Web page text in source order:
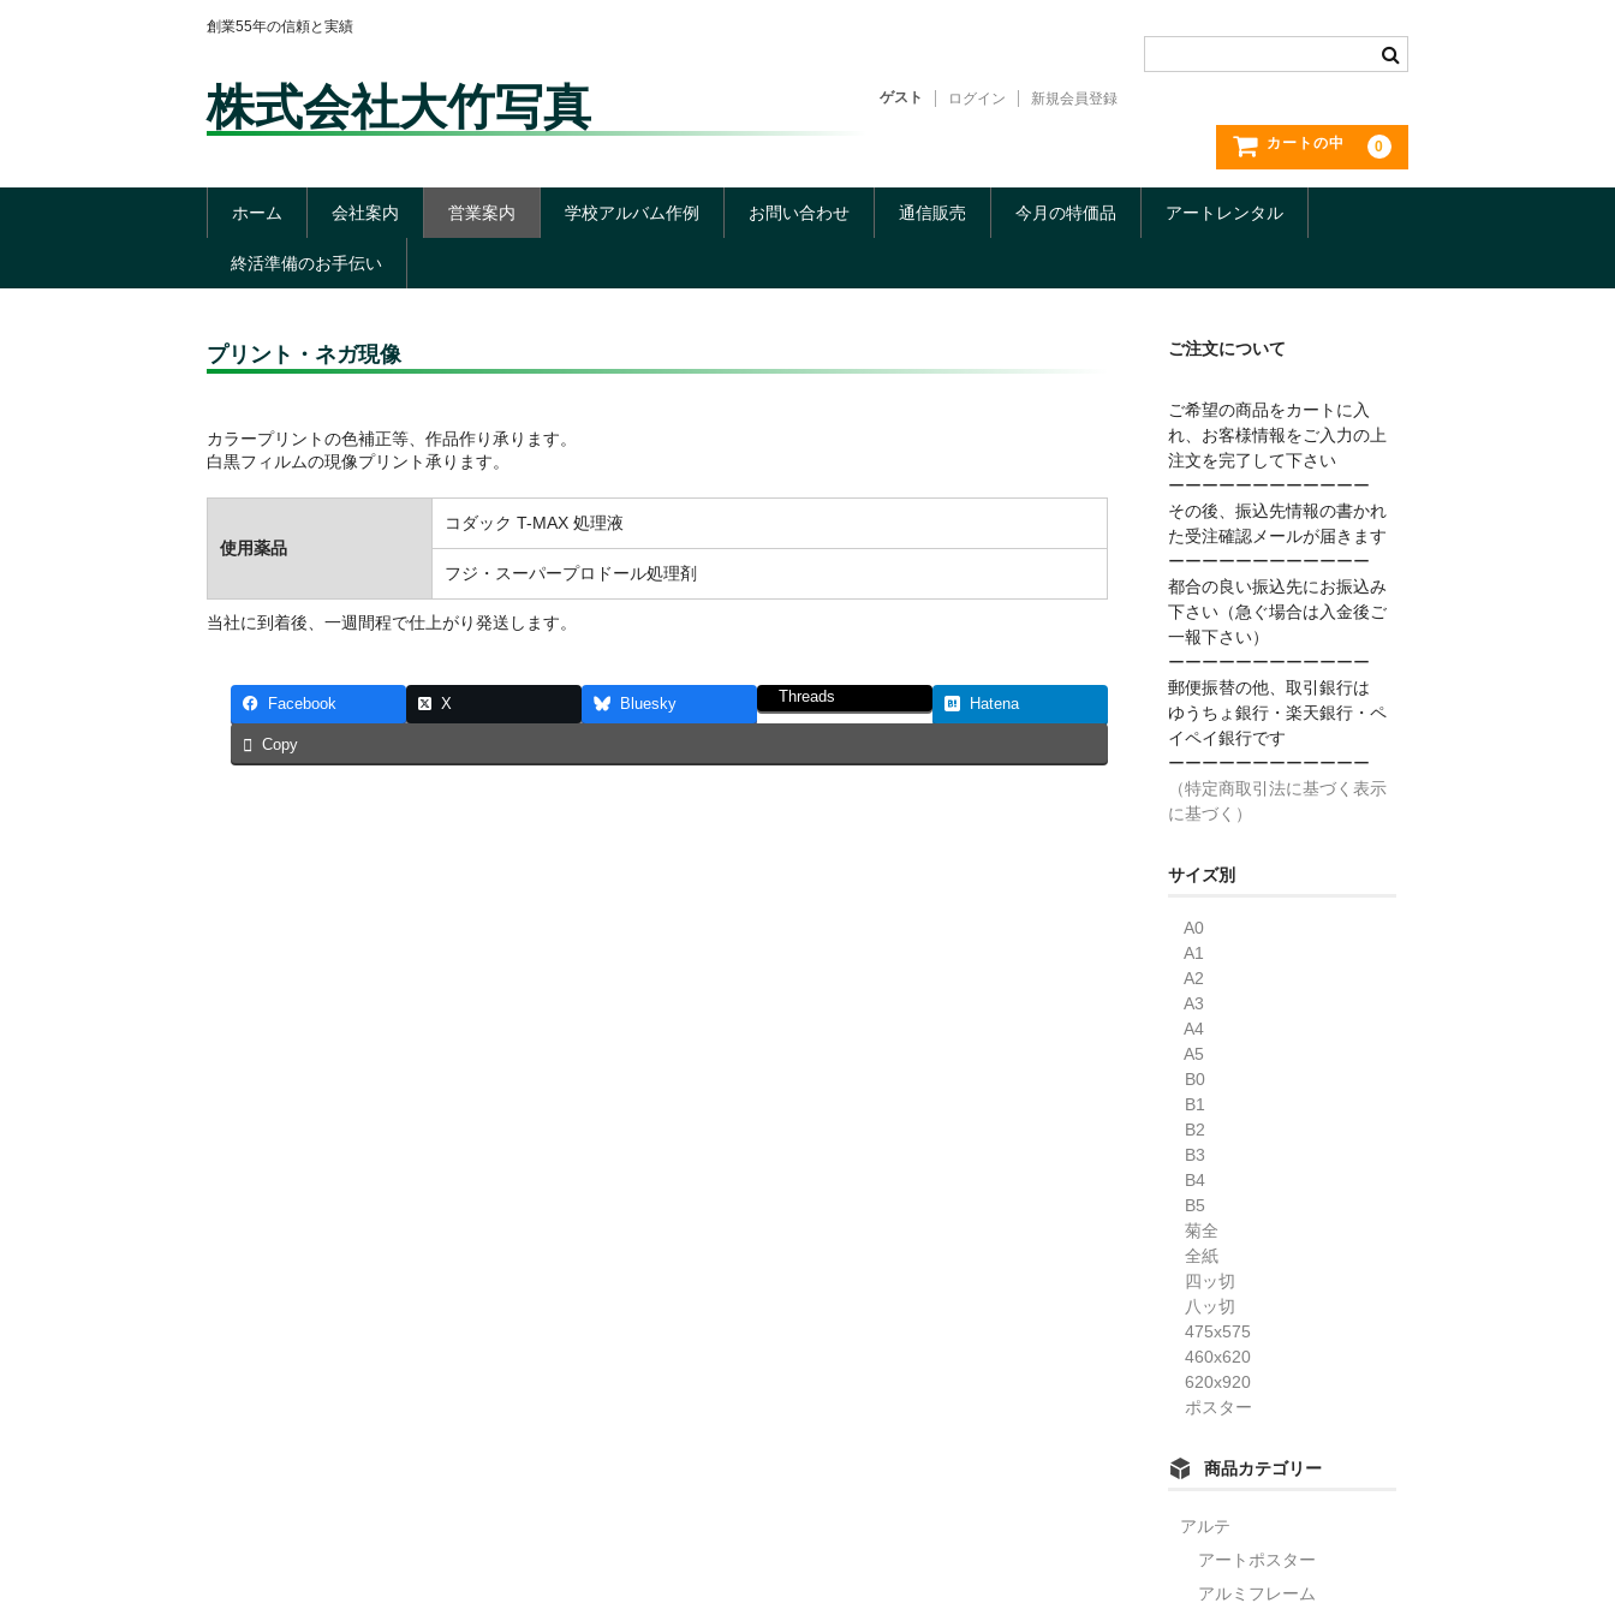
創業55年の信頼と実績
株式会社大竹写真 ゲスト ログイン 新規会員登録
カートの中 0
ホーム 会社案内 営業案内 学校アルバム作例 お問い合わせ 通信販売 今月の特価品 アートレンタル
終活準備のお手伝い
プリント・ネガ現像
カラープリントの色補正等、作品作り承ります。
白黒フィルムの現像プリント承ります。
使用薬品
コダック T-MAX 処理液
フジ・スーパープロドール処理剤
当社に到着後、一週間程で仕上がり発送します。
Facebook X Bluesky Threads Hatena
Copy
ご注文について
ご希望の商品をカートに入
れ、お客様情報をご入力の上
注文を完了して下さい
ーーーーーーーーーーーー
その後、振込先情報の書かれ
た受注確認メールが届きます
ーーーーーーーーーーーー
都合の良い振込先にお振込み
下さい（急ぐ場合は入金後ご
一報下さい）
ーーーーーーーーーーーー
郵便振替の他、取引銀行は
ゆうちょ銀行・楽天銀行・ペ
イペイ銀行です
ーーーーーーーーーーーー
（特定商取引法に基づく表示
に基づく）
サイズ別
A0
A1
A2
A3
A4
A5
B0
B1
B2
B3
B4
B5
菊全
全紙
四ッ切
八ッ切
475x575
460x620
620x920
ポスター
商品カテゴリー
アルテ
アートポスター
アルミフレーム